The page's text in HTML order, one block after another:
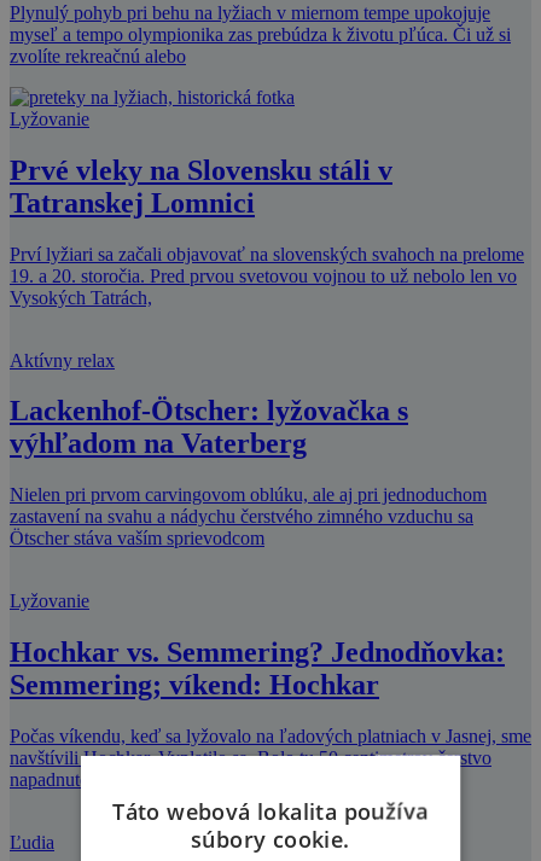
Plynulý pohyb pri behu na lyžiach v miernom tempe upokojuje
myseľ a tempo olympionika zas prebúdza k životu pľúca. Či už si
zvolíte rekreačnú alebo
Lyžovanie
Prvé vleky na Slovensku stáli v
Tatranskej Lomnici
Prví lyžiari sa začali objavovať na slovenských svahoch na prelome
19. a 20. storočia. Pred prvou svetovou vojnou to už nebolo len vo
Vysokých Tatrách,
Aktívny relax
Lackenhof-Ötscher: lyžovačka s
výhľadom na Vaterberg
Nielen pri prvom carvingovom oblúku, ale aj pri jednoduchom
zastavení na svahu a nádychu čerstvého zimného vzduchu sa
Ötscher stáva vaším sprievodcom
Lyžovanie
Hochkar vs. Semmering? Jednodňovka:
Semmering; víkend: Hochkar
Počas víkendu, keď sa lyžovalo na ľadových platniach v Jasnej, sme
navštívili Hochkar. Vyplatilo sa. Bolo tu 50 centimetrov čerstvo
napadnutého nerozj
Ľudia
Táto webová lokalita používa
súbory cookie.